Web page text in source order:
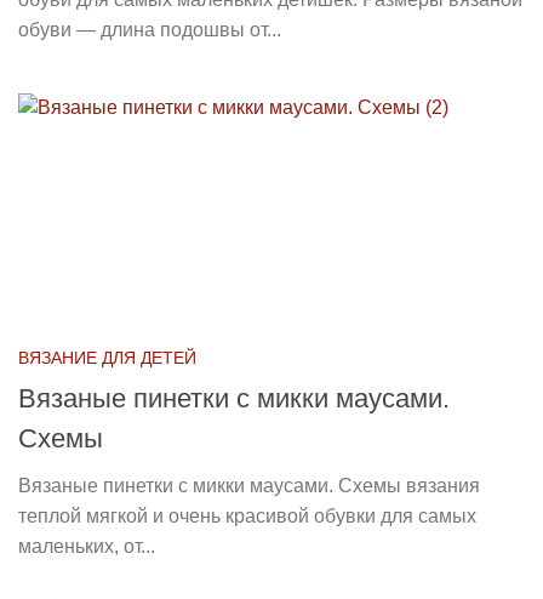
обуви — длина подошвы от...
ВЯЗАНИЕ ДЛЯ ДЕТЕЙ
Вязаные пинетки с микки маусами.
Схемы
Вязаные пинетки с микки маусами. Схемы вязания
теплой мягкой и очень красивой обувки для самых
маленьких, от...